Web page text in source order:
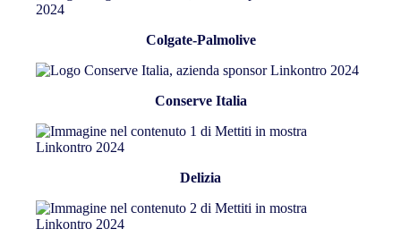
Colgate-Palmolive
Conserve Italia
Delizia